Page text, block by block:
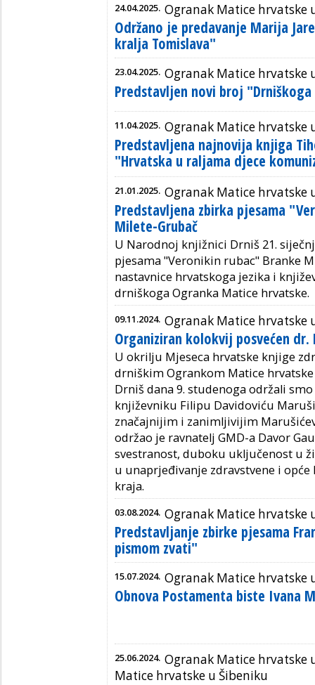
24.04.2025. Ogranak Matice hrvatske
Održano je predavanje Marija
kralja Tomislava"
23.04.2025. Ogranak Matice hrvatske
Predstavljen novi broj
11.04.2025. Ogranak Matice hrvatske
Predstavljena najnovija knjiga
"Hrvatska u raljama djece
21.01.2025. Ogranak Matice hrvatske
Predstavljena zbirka pjesama
Milete-Grubač
U Narodnoj knjižnici Drniš 21.
pjesama "Veronikin rubac" Branke
nastavnice hrvatskoga jezika i
drniškoga Ogranka Matice hrvatske.
09.11.2024. Ogranak Matice hrvatske
Organiziran kolokvij posvećen dr.
U okrilju Mjeseca hrvatske knjige
drniškim Ogrankom Matice
Drniš dana 9. studenoga održali
književniku Filipu Davidoviću
značajnijim i zanimljivijim
održao je ravnatelj GMD-a Davor
svestranost, duboku uključenost u
u unaprjeđivanje zdravstvene i
kraja.
03.08.2024. Ogranak Matice hrvatske
Predstavljanje zbirke pjesama
pismom zvati"
15.07.2024. Ogranak Matice hrvatske
Obnova Postamenta biste Ivana
25.06.2024. Ogranak Matice hrvatske
Matice hrvatske u Šibeniku